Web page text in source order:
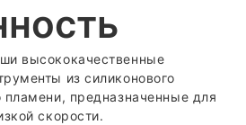
высококачественные
из силиконового
пламени, предназначенные для
скорости.